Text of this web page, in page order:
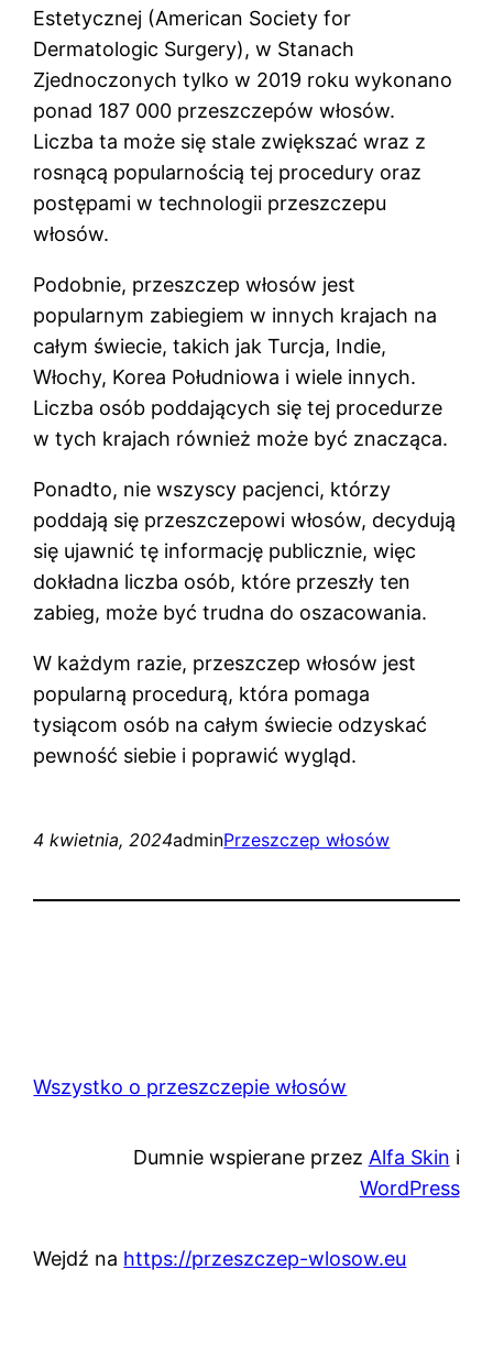
Estetycznej (American Society for
Dermatologic Surgery), w Stanach
Zjednoczonych tylko w 2019 roku wykonano
ponad 187 000 przeszczepów włosów.
Liczba ta może się stale zwiększać wraz z
rosnącą popularnością tej procedury oraz
postępami w technologii przeszczepu
włosów.
Podobnie, przeszczep włosów jest
popularnym zabiegiem w innych krajach na
całym świecie, takich jak Turcja, Indie,
Włochy, Korea Południowa i wiele innych.
Liczba osób poddających się tej procedurze
w tych krajach również może być znacząca.
Ponadto, nie wszyscy pacjenci, którzy
poddają się przeszczepowi włosów, decydują
się ujawnić tę informację publicznie, więc
dokładna liczba osób, które przeszły ten
zabieg, może być trudna do oszacowania.
W każdym razie, przeszczep włosów jest
popularną procedurą, która pomaga
tysiącom osób na całym świecie odzyskać
pewność siebie i poprawić wygląd.
4 kwietnia, 2024adminPrzeszczep włosów
Wszystko o przeszczepie włosów
Dumnie wspierane przez Alfa Skin i
WordPress
Wejdź na https://przeszczep-wlosow.eu